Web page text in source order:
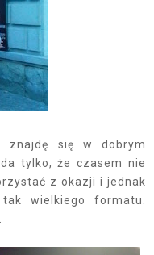
znajdę się w dobrym
tylko, że czasem nie
z okazji i jednak
wielkiego formatu.